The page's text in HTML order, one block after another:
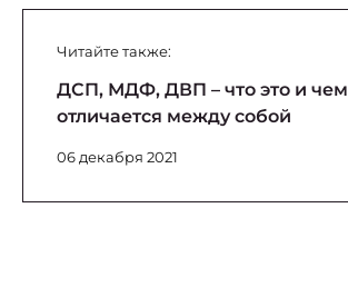
Читайте также:
ДСП, МДФ, ДВП – что это и чем
отличается между собой
06 декабря 2021